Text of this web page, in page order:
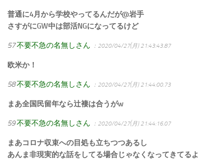
普通に4月から学校やってるんだが@岩手
さすがにGW中は部活NGになってるけど
57不要不急の名無しさん ：2020/04/27(月) 21:43:43.87
欧米か！
58不要不急の名無しさん ：2020/04/27(月) 21:44:00.73
まあ全国民留年なら辻褄は合うがw
59不要不急の名無しさん ：2020/04/27(月) 21:44:16.07
まあコロナ収束への目処も立ちつつあるし
あんま非現実的な話をしてる場合じゃなくなってきてるよ